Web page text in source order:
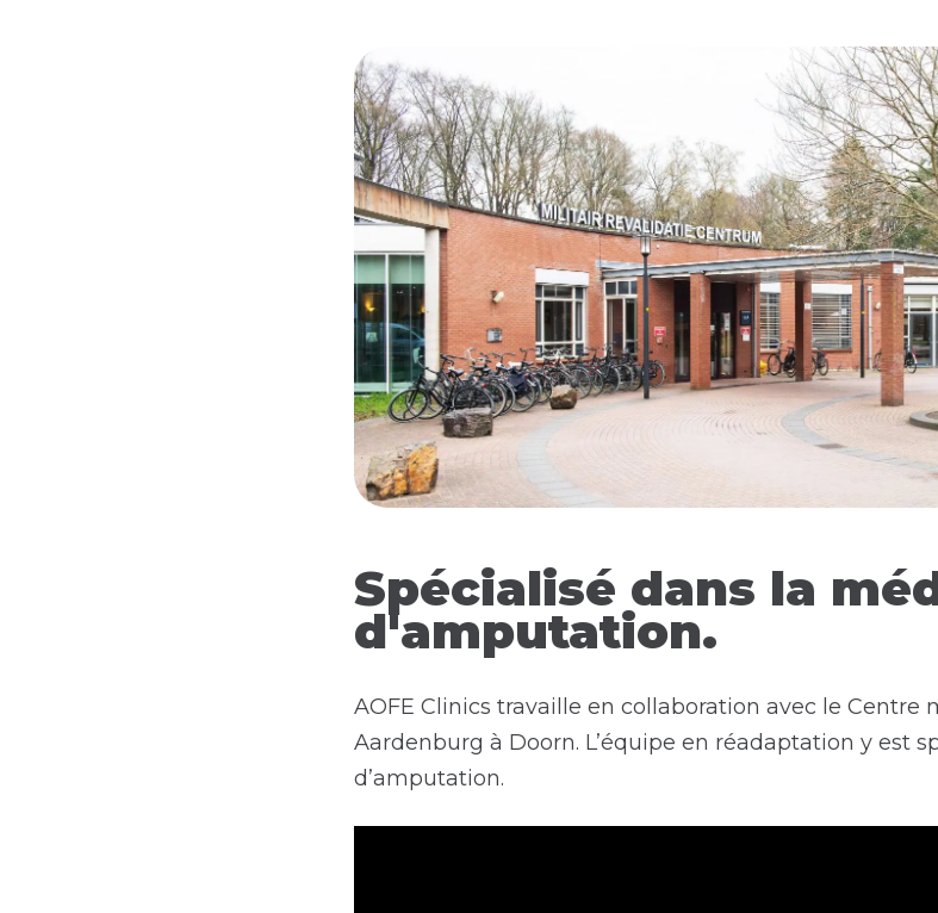
Spécialisé dans la
d'amputation.
AOFE Clinics travaille en collaboration avec le
Aardenburg à Doorn. L’équipe en réadaptation y est
d’amputation.